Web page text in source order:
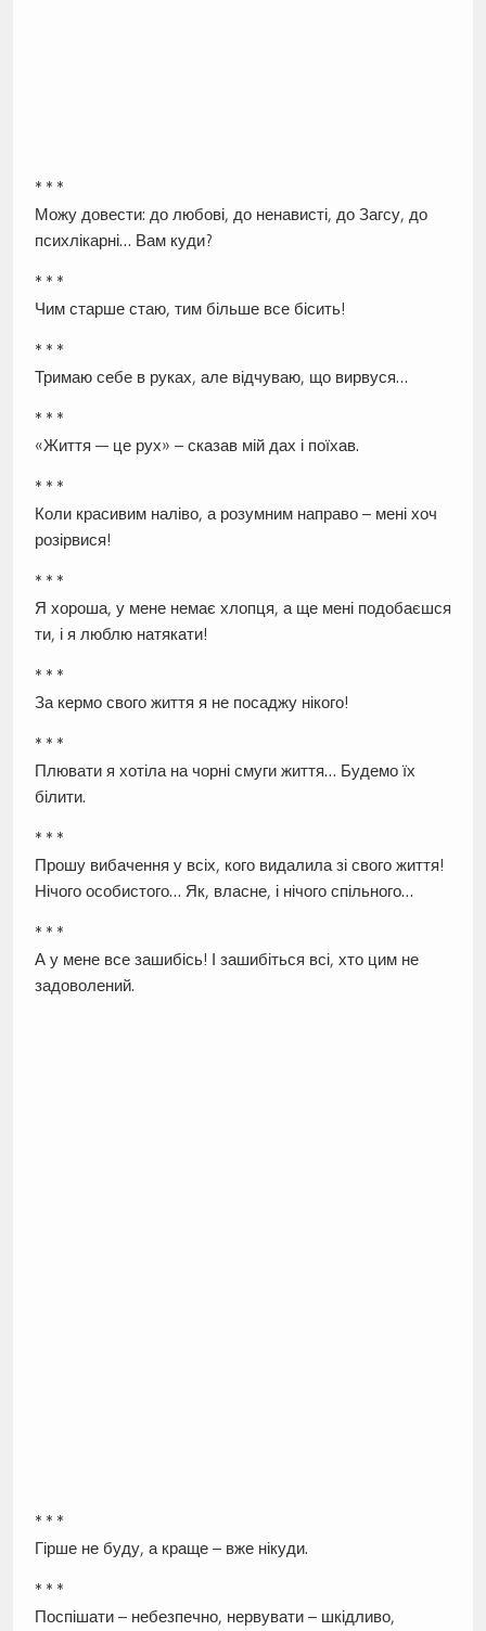
* * *
Можу довести: до любові, до ненависті, до Загсу, до
психлікарні… Вам куди?
* * *
Чим старше стаю, тим більше все бісить!
* * *
Тримаю себе в руках, але відчуваю, що вирвуся…
* * *
«Життя — це рух» – сказав мій дах і поїхав.
* * *
Коли красивим наліво, а розумним направо – мені хоч
розірвися!
* * *
Я хороша, у мене немає хлопця, а ще мені подобаєшся
ти, і я люблю натякати!
* * *
За кермо свого життя я не посаджу нікого!
* * *
Плювати я хотіла на чорні смуги життя… Будемо їх
білити.
* * *
Прошу вибачення у всіх, кого видалила зі свого життя!
Нічого особистого… Як, власне, і нічого спільного…
* * *
А у мене все зашибісь! І зашибіться всі, хто цим не
задоволений.
* * *
Гірше не буду, а краще – вже нікуди.
* * *
Поспішати – небезпечно, нервувати – шкідливо,